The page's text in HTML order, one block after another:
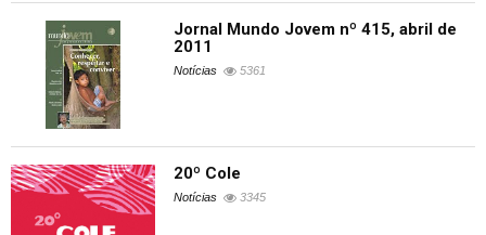
Jornal Mundo Jovem nº 415, abril de
2011
Notícias 5361
20º Cole
Notícias 3345